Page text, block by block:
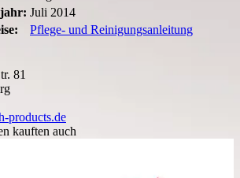
Juli 2014
Pflege- und Reinigungsanleitung
81
products.de
kauften auch